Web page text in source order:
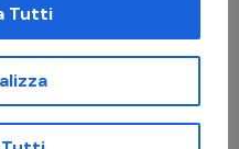
robot che hai in casa e
diffusione ed il suo
da identificarlo come
Tutti